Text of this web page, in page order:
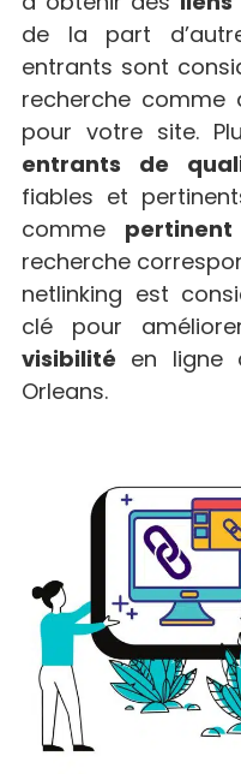
de la part
entrants sont
recherche comme
pour votre site.
entrants de
fiables et
comme pertinent
recherche
netlinking est
clé pour
visibilité en ligne
Orleans.